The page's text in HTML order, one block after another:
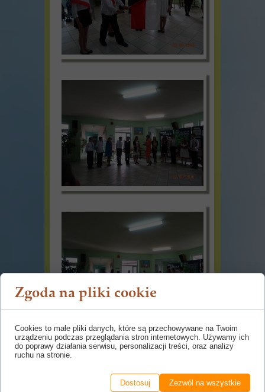
Zgoda na pliki cookie
Cookies to małe pliki danych, które są przechowywane na Twoim
urządzeniu podczas przeglądania stron internetowych. Używamy ich
do poprawy działania serwisu, personalizacji treści, oraz analizy
ruchu na stronie.
Dostosuj Zezwól na wszystkie